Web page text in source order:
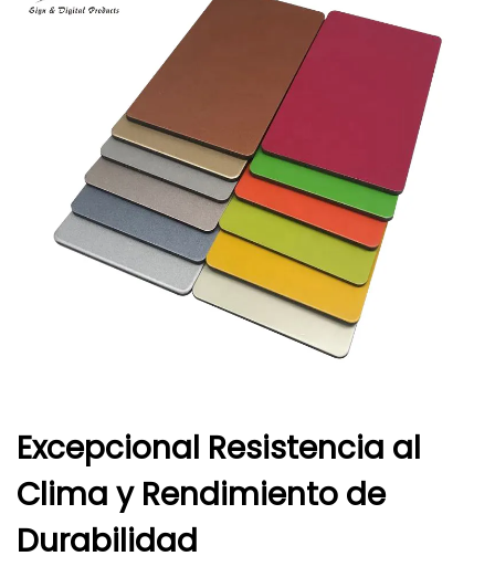
Excepcional Resistencia al
Clima y Rendimiento de
Durabilidad